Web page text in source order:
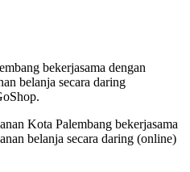
bekerjasama dengan
belanja secara daring
Kota Palembang bekerjasama
belanja secara daring (online)